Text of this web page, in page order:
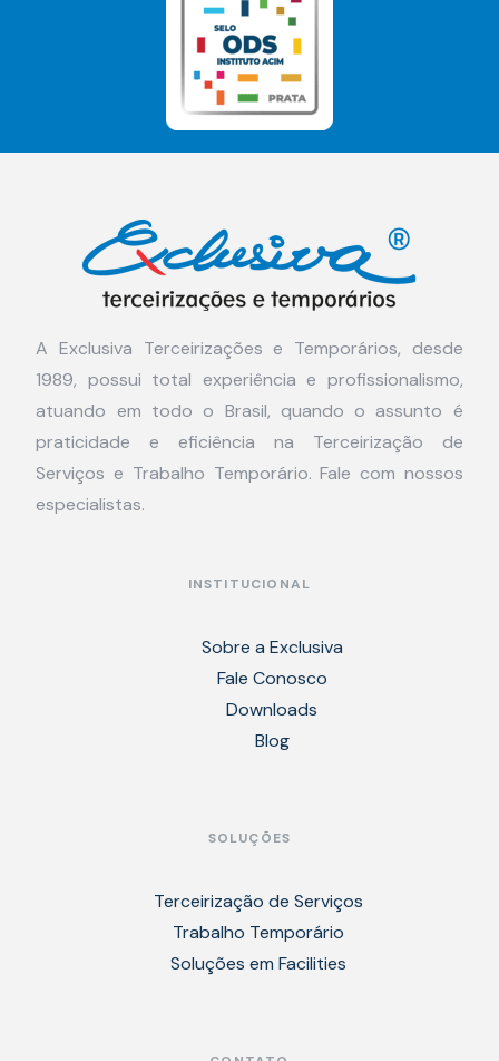
A Exclusiva Terceirizações e Temporários, desde
1989, possui total experiência e profissionalismo,
atuando em todo o Brasil, quando o assunto é
praticidade e eficiência na Terceirização de
Serviços e Trabalho Temporário. Fale com nossos
especialistas.
INSTITUCIONAL
Sobre a Exclusiva
Fale Conosco
Downloads
Blog
SOLUÇÕES
Terceirização de Serviços
Trabalho Temporário
Soluções em Facilities